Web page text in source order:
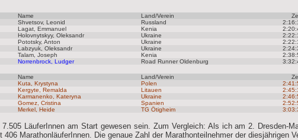
Name Land/Verein
Shvetsov, Leonid Russland
Lagat, Emmanuel Kenia
Holovnytskyy, Oleksandr Ukraine
Pototsky, Anton Ukraine
Labzyuk, Oleksandr Ukraine
Talam, Joseph Kenia
Norrenbrock, Ludger Road Runner Oldenburg
Name Land/Verein
Kuta, Krystyna Polen
Kergyte, Remalda Litauen
Karmanenko, Kateryna Ukraine
Gomez, Cristina Spanien
Merkel, Heide TG Ötigheim
LäuferInnen am Start gewesen sein. Zum Vergleich: Als ich am 2. Dresden-
MarathonläuferInnen. Die genaue Zahl der Marathonteilnehmer der diesjährigen